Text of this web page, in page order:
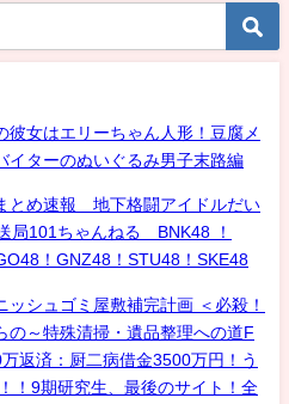
女はエリーちゃん人形！豆腐メ
イターのぬいぐるみ男子末路編
とめ速報 地下格闘アイドルだい
局101ちゃんねる BNK48 ！
！GNZ48！STU48！SKE48
シュゴミ屋敷補完計画 ＜必殺！
の～特殊清掃・遺品整理への道F
返済：厨二病借金3500万円！う
！9期研究生、最後のサイト！全